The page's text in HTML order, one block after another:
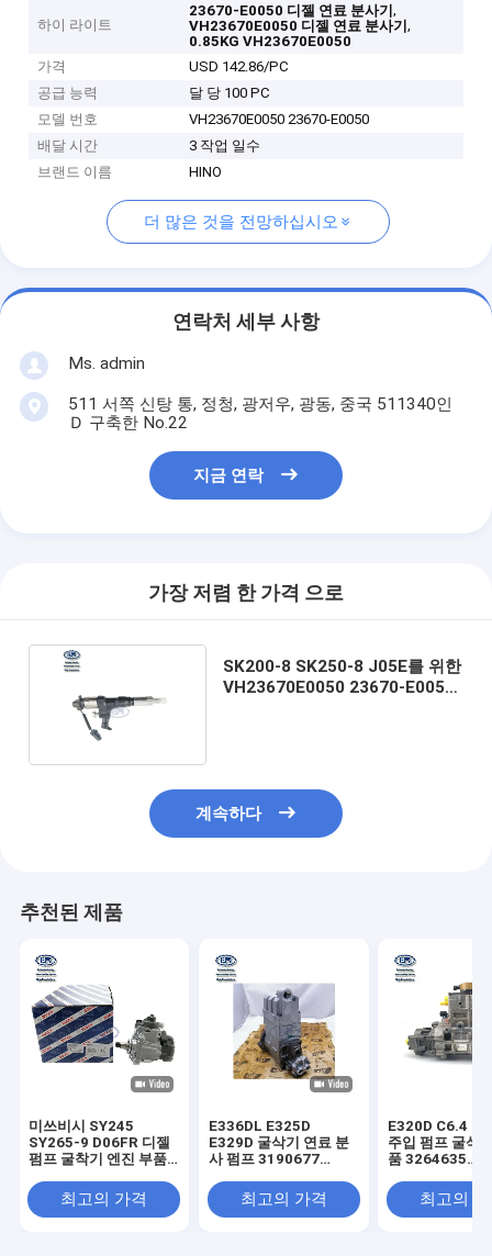
하이 라이트
23670-E0050 디젤 연료 분사기,
VH23670E0050 디젤 연료 분사기,
0.85KG VH23670E0050
가격
USD 142.86/PC
공급 능력
달 당 100 PC
모델 번호
VH23670E0050 23670-E0050
배달 시간
3 작업 일수
브랜드 이름
HINO
더 많은 것을 전망하십시오
연락처 세부 사항
Ms. admin
511 서쪽 신탕 통, 정청, 광저우, 광동, 중국 511340인
Ｄ 구축한 No.22
지금 연락
가장 저렴 한 가격 으로
SK200-8 SK250-8 J05E를 위한
VH23670E0050 23670-E0050
계속하다
추천된 제품
미쓰비시 SY245
SY265-9 D06FR 디젤 ​​
펌프 굴착기 엔진 부품
0445020608
32R6500100 04450-
최고의 가격
E336DL E325D
E329D 굴삭기 연료 분
사 펌프 3190677
최고의 가격
E320D C6.4 디
주입 펌프 굴삭
품 3264635
최고의